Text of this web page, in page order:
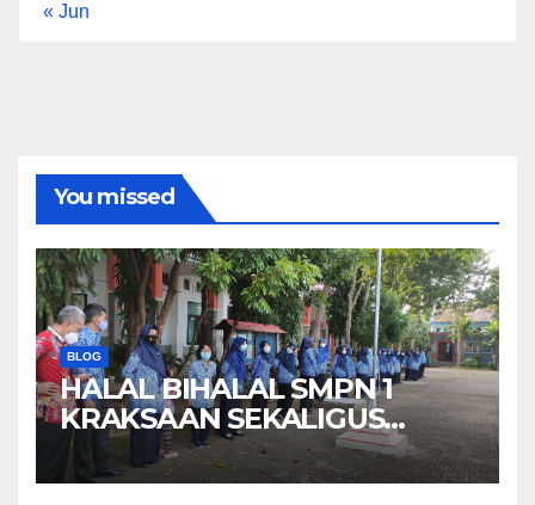
« Jun
You missed
BLOG
HALAL BIHALAL SMPN 1
KRAKSAAN SEKALIGUS
MEMPERINGATI HARI
KEBANHKITAN NASIONAL